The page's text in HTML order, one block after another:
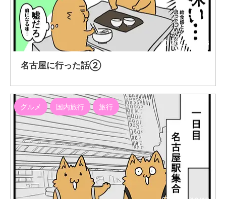
2020/12/16
名古屋に行った話②
グルメ 国内旅行 旅行